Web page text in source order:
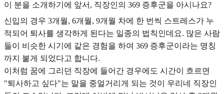
이 분을 소개하기에 앞서, 직장인의 369 증후군을 아시나요?
신입의 경우 3개월, 6개월, 9개월 차에 한 번씩 스트레스가 누
적되어 퇴사를 생각하게 된다는 일종의 법칙인데요. 많은 사람
들이 비슷한 시기에 같은 경험을 하여 369 증후군이라는 명칭
까지 붙게 되었다고 합니다.
이처럼 꿈에 그리던 직장에 들어간 경우에도 시간이 흐르면
"퇴사하고 싶다"는 말을 중얼거리게 되는 것이 우리네 직장인